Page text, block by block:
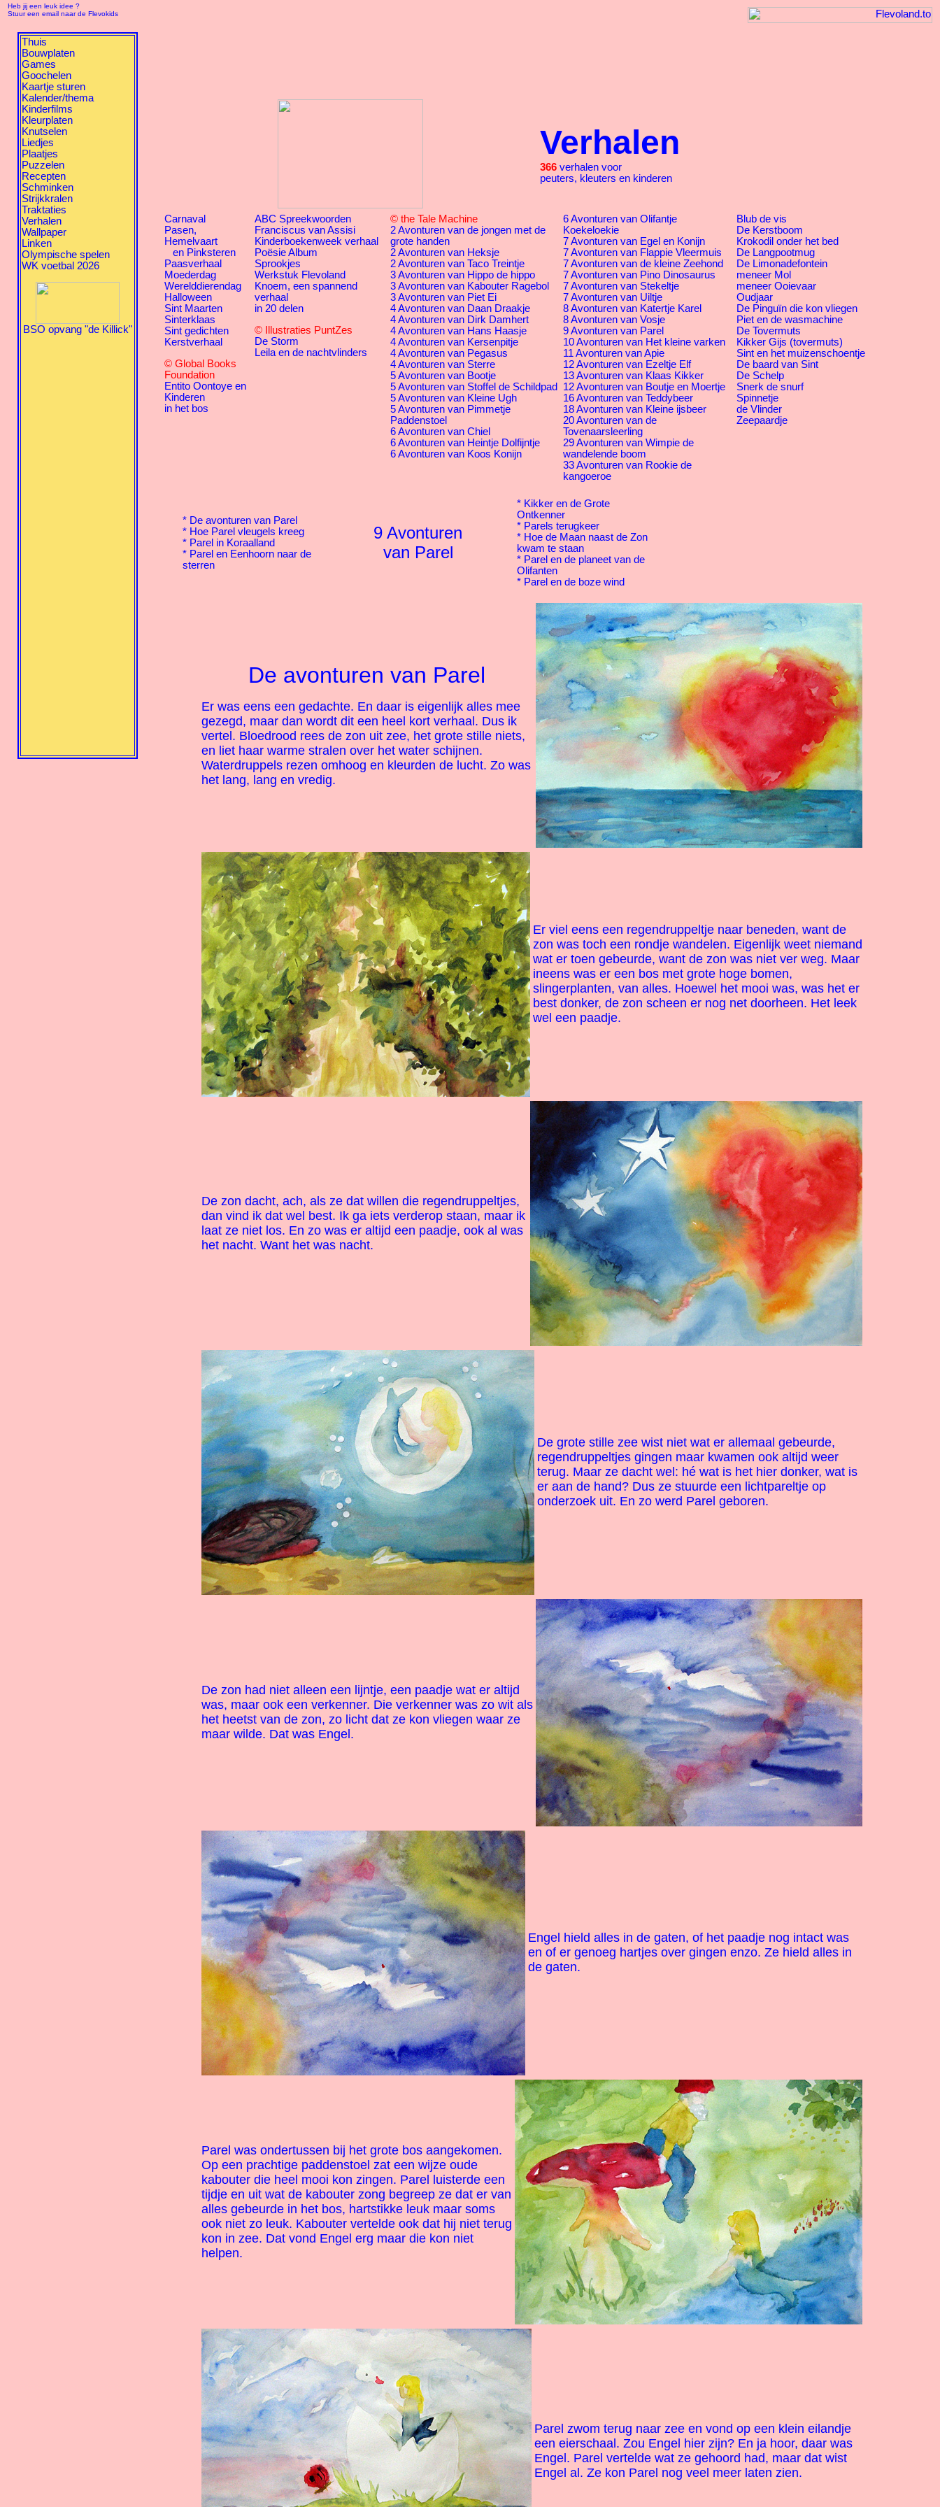
Heb jij een leuk idee ?
Stuur een email naar de Flevokids
Thuis
Bouwplaten
Games
Goochelen
Kaartje sturen
Kalender/thema
Kinderfilms
Kleurplaten
Knutselen
Liedjes
Plaatjes
Puzzelen
Recepten
Schminken
Strijkkralen
Traktaties
Verhalen
Wallpaper
Linken
Olympische spelen
WK voetbal 2026
BSO opvang "de Killick"
Verhalen
366 verhalen voor
peuters, kleuters en kinderen
Carnaval
Pasen,
Hemelvaart
en Pinksteren
Paasverhaal
Moederdag
Werelddierendag
Halloween
Sint Maarten
Sinterklaas
Sint gedichten
Kerstverhaal
© Global Books
Foundation
Entito Oontoye en
Kinderen
in het bos
ABC Spreekwoorden
Franciscus van Assisi
Kinderboekenweek verhaal
Poësie Album
Sprookjes
Werkstuk Flevoland
Knoem, een spannend
verhaal
in 20 delen
© Illustraties PuntZes
De Storm
Leila en de nachtvlinders
© the Tale Machine
2 Avonturen van de jongen met de
grote handen
2 Avonturen van Heksje
2 Avonturen van Taco Treintje
3 Avonturen van Hippo de hippo
3 Avonturen van Kabouter Ragebol
3 Avonturen van Piet Ei
4 Avonturen van Daan Draakje
4 Avonturen van Dirk Damhert
4 Avonturen van Hans Haasje
4 Avonturen van Kersenpitje
4 Avonturen van Pegasus
4 Avonturen van Sterre
5 Avonturen van Bootje
5 Avonturen van Stoffel de Schildpad
5 Avonturen van Kleine Ugh
5 Avonturen van Pimmetje
Paddenstoel
6 Avonturen van Chiel
6 Avonturen van Heintje Dolfijntje
6 Avonturen van Koos Konijn
6 Avonturen van Olifantje
Koekeloekie
7 Avonturen van Egel en Konijn
7 Avonturen van Flappie Vleermuis
7 Avonturen van de kleine Zeehond
7 Avonturen van Pino Dinosaurus
7 Avonturen van Stekeltje
7 Avonturen van Uiltje
8 Avonturen van Katertje Karel
8 Avonturen van Vosje
9 Avonturen van Parel
10 Avonturen van Het kleine varken
11 Avonturen van Apie
12 Avonturen van Ezeltje Elf
13 Avonturen van Klaas Kikker
12 Avonturen van Boutje en Moertje
16 Avonturen van Teddybeer
18 Avonturen van Kleine ijsbeer
20 Avonturen van de
Tovenaarsleerling
29 Avonturen van Wimpie de
wandelende boom
33 Avonturen van Rookie de
kangoeroe
Blub de vis
De Kerstboom
Krokodil onder het bed
De Langpootmug
De Limonadefontein
meneer Mol
meneer Ooievaar
Oudjaar
De Pinguïn die kon vliegen
Piet en de wasmachine
De Tovermuts
Kikker Gijs (tovermuts)
Sint en het muizenschoentje
De baard van Sint
De Schelp
Snerk de snurf
Spinnetje
de Vlinder
Zeepaardje
* De avonturen van Parel
* Hoe Parel vleugels kreeg
* Parel in Koraalland
* Parel en Eenhoorn naar de
sterren
9 Avonturen
van Parel
* Kikker en de Grote
Ontkenner
* Parels terugkeer
* Hoe de Maan naast de Zon
kwam te staan
* Parel en de planeet van de
Olifanten
* Parel en de boze wind
De avonturen van Parel
Er was eens een gedachte. En daar is eigenlijk alles mee
gezegd, maar dan wordt dit een heel kort verhaal. Dus ik
vertel. Bloedrood rees de zon uit zee, het grote stille niets,
en liet haar warme stralen over het water schijnen.
Waterdruppels rezen omhoog en kleurden de lucht. Zo was
het lang, lang en vredig.
Er viel eens een regendruppeltje naar beneden, want de
zon was toch een rondje wandelen. Eigenlijk weet niemand
wat er toen gebeurde, want de zon was niet ver weg. Maar
ineens was er een bos met grote hoge bomen,
slingerplanten, van alles. Hoewel het mooi was, was het er
best donker, de zon scheen er nog net doorheen. Het leek
wel een paadje.
De zon dacht, ach, als ze dat willen die regendruppeltjes,
dan vind ik dat wel best. Ik ga iets verderop staan, maar ik
laat ze niet los. En zo was er altijd een paadje, ook al was
het nacht. Want het was nacht.
De grote stille zee wist niet wat er allemaal gebeurde,
regendruppeltjes gingen maar kwamen ook altijd weer
terug. Maar ze dacht wel: hé wat is het hier donker, wat is
er aan de hand? Dus ze stuurde een lichtpareltje op
onderzoek uit. En zo werd Parel geboren.
De zon had niet alleen een lijntje, een paadje wat er altijd
was, maar ook een verkenner. Die verkenner was zo wit als
het heetst van de zon, zo licht dat ze kon vliegen waar ze
maar wilde. Dat was Engel.
Engel hield alles in de gaten, of het paadje nog intact was
en of er genoeg hartjes over gingen enzo. Ze hield alles in
de gaten.
Parel was ondertussen bij het grote bos aangekomen.
Op een prachtige paddenstoel zat een wijze oude
kabouter die heel mooi kon zingen. Parel luisterde een
tijdje en uit wat de kabouter zong begreep ze dat er van
alles gebeurde in het bos, hartstikke leuk maar soms
ook niet zo leuk. Kabouter vertelde ook dat hij niet terug
kon in zee. Dat vond Engel erg maar die kon niet
helpen.
Parel zwom terug naar zee en vond op een klein eilandje
een eierschaal. Zou Engel hier zijn? En ja hoor, daar was
Engel. Parel vertelde wat ze gehoord had, maar dat wist
Engel al. Ze kon Parel nog veel meer laten zien.